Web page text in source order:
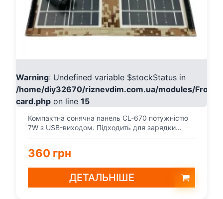
Warning: Undefined variable $stockStatus in
/home/diy32670/riznevdim.com.ua/modules/
card.php on line 15
Компактна сонячна панель CL-670 потужністю
7W з USB-виходом. Підходить для зарядки
телефону, GPS, ра...
360 грн
ДЕТАЛЬНІШЕ